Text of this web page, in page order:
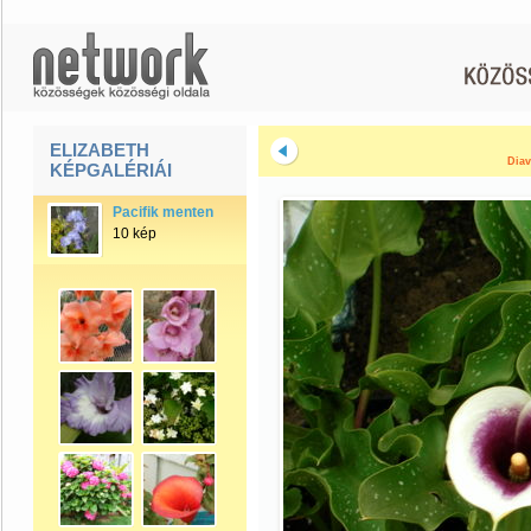
ELIZABETH
KÉPGALÉRIÁI
Pacifik menten
10 kép